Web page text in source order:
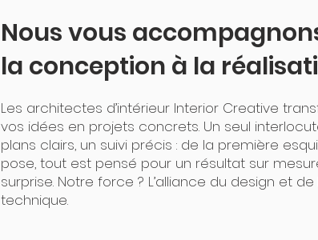
Nous vous
la conception à la
Les architectes d’intérieur Interior Creative
vos idées en projets concrets. Un seul
plans clairs, un suivi précis : de la première
pose, tout est pensé pour un résultat sur
surprise. Notre force ? L’alliance du design et
technique.